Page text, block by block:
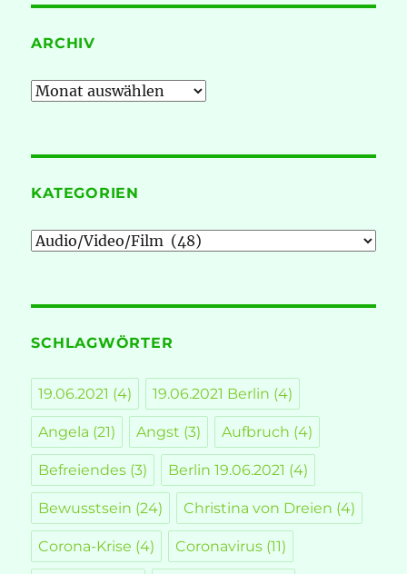
ARCHIV
Archiv
KATEGORIEN
Kategorien
SCHLAGWÖRTER
19.06.2021 (4) 19.06.2021 Berlin (4)
Angela (21) Angst (3) Aufbruch (4)
Befreiendes (3) Berlin 19.06.2021 (4)
Bewusstsein (24) Christina von Dreien (4)
Corona-Krise (4) Coronavirus (11)